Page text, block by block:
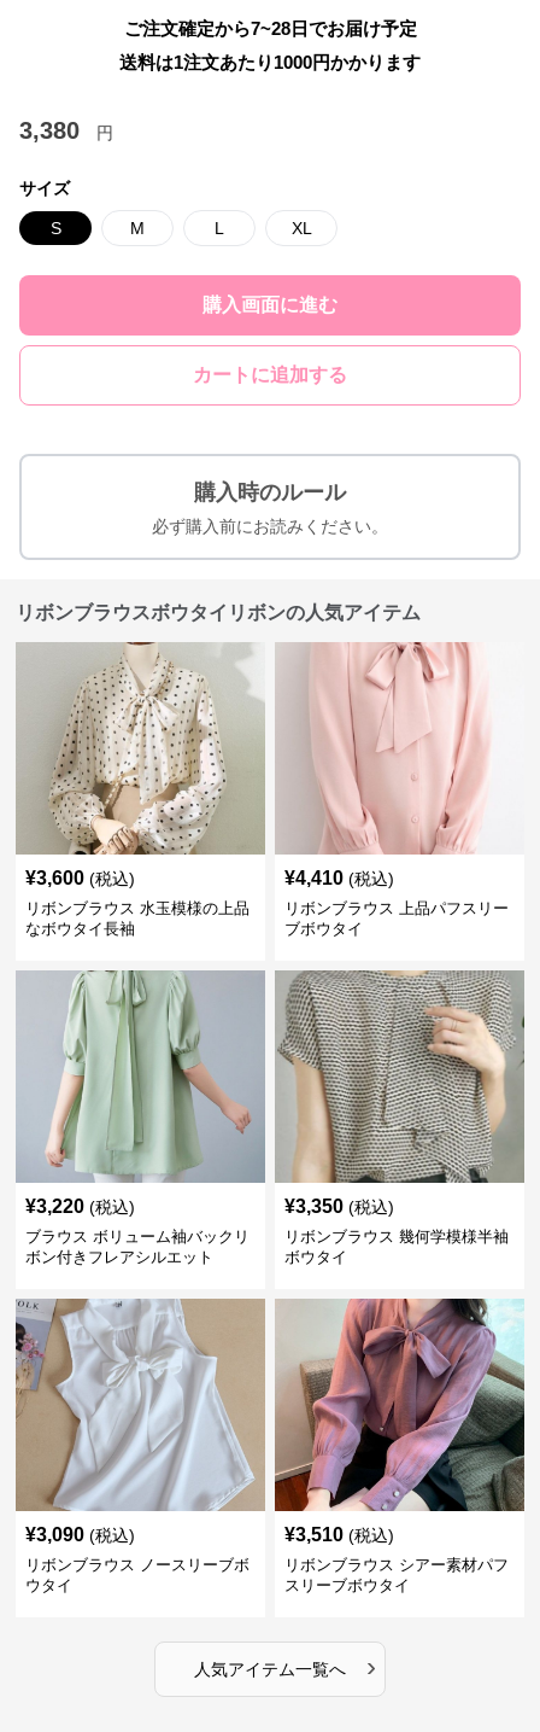
ご注文確定から7~28日でお届け予定
送料は1注文あたり 1000円かかります
3,380 円
サイズ
S M L XL
購入画面に進む
カートに追加する
購入時のルール
必ず購入前にお読みください。
リボンブラウスボウタイリボンの人気アイテム
¥3,600 (税込)
リボンブラウス 水玉模様の上品
なボウタイ長袖
¥4,410 (税込)
リボンブラウス 上品パフスリー
ブボウタイ
¥3,220 (税込)
ブラウス ボリューム袖バックリ
ボン付きフレアシルエット
¥3,350 (税込)
リボンブラウス 幾何学模様半袖
ボウタイ
¥3,090 (税込)
リボンブラウス ノースリーブボ
ウタイ
¥3,510 (税込)
リボンブラウス シアー素材パフ
スリーブボウタイ
人気アイテム一覧へ ›